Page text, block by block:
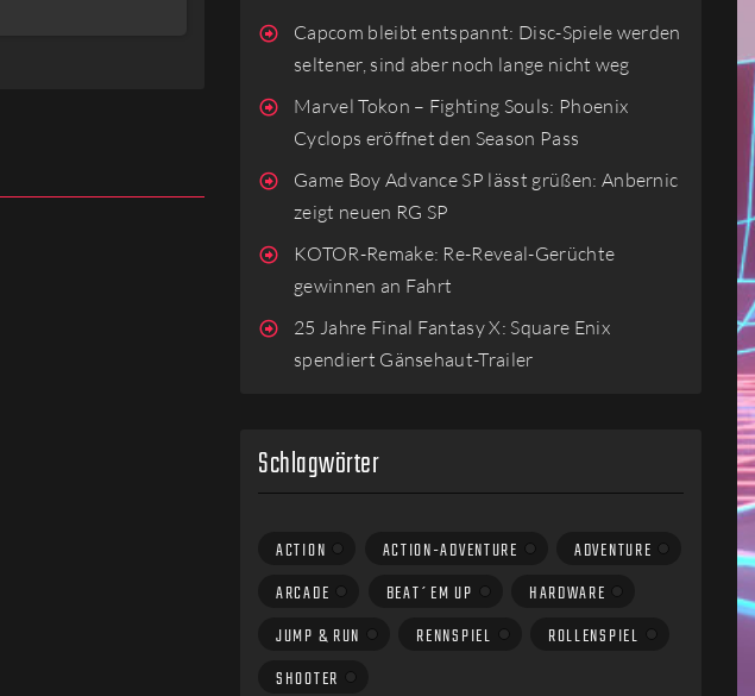
Capcom bleibt entspannt: Disc-Spiele werden
seltener, sind aber noch lange nicht weg
Marvel Tokon – Fighting Souls: Phoenix
Cyclops eröffnet den Season Pass
Game Boy Advance SP lässt grüßen: Anbernic
zeigt neuen RG SP
KOTOR-Remake: Re-Reveal-Gerüchte
gewinnen an Fahrt
25 Jahre Final Fantasy X: Square Enix
spendiert Gänsehaut-Trailer
Schlagwörter
ACTION ACTION-ADVENTURE
ADVENTURE
ARCADE
BEAT´EM UP
HARDWARE
JUMP & RUN
RENNSPIEL
ROLLENSPIEL
SHOOTER